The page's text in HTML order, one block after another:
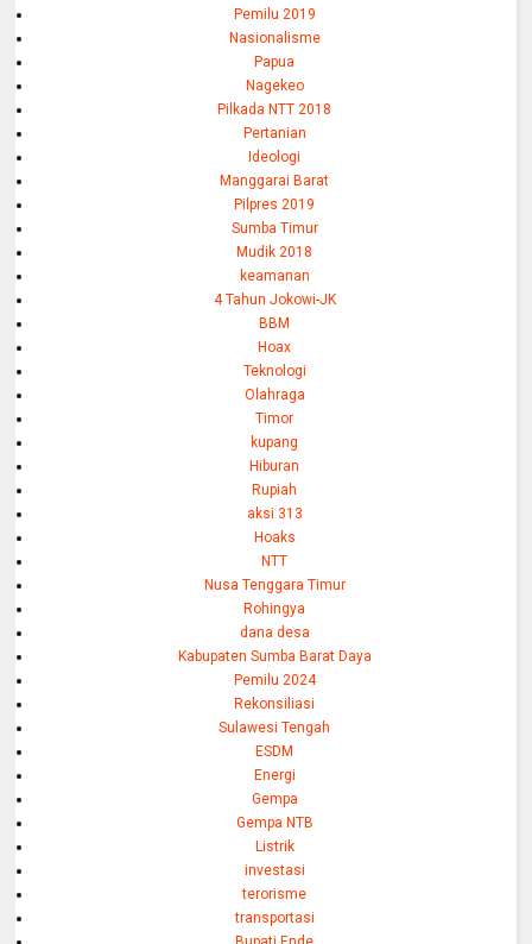
Pemilu 2019
Nasionalisme
Papua
Nagekeo
Pilkada NTT 2018
Pertanian
Ideologi
Manggarai Barat
Pilpres 2019
Sumba Timur
Mudik 2018
keamanan
4 Tahun Jokowi-JK
BBM
Hoax
Teknologi
Olahraga
Timor
kupang
Hiburan
Rupiah
aksi 313
Hoaks
NTT
Nusa Tenggara Timur
Rohingya
dana desa
Kabupaten Sumba Barat Daya
Pemilu 2024
Rekonsiliasi
Sulawesi Tengah
ESDM
Energi
Gempa
Gempa NTB
Listrik
investasi
terorisme
transportasi